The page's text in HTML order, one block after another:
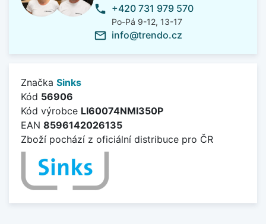
phone +420 731 979 570
Po-Pá 9-12, 13-17
mail_outline info@trendo.cz
Značka Sinks
Kód 56906
Kód výrobce LI60074NMI350P
EAN 8596142026135
Zboží pochází z oficiální distribuce pro ČR